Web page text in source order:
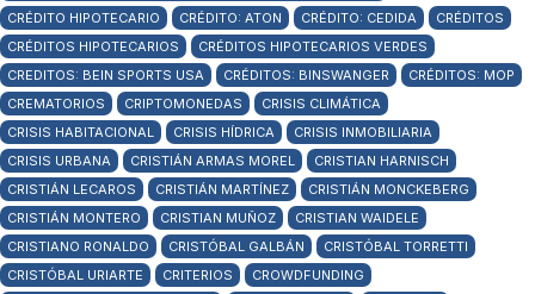
CRÉDITO HIPOTECARIO
CRÉDITO: ATON CRÉDITO: CEDIDA
CRÉDITOS
CRÉDITOS HIPOTECARIOS
CRÉDITOS HIPOTECARIOS VERDES
CREDITOS: BEIN SPORTS USA
CRÉDITOS: BINSWANGER
CRÉDITOS: MOP
CREMATORIOS
CRIPTOMONEDAS
CRISIS CLIMÁTICA
CRISIS HABITACIONAL
CRISIS HÍDRICA
CRISIS INMOBILIARIA
CRISIS URBANA
CRISTIÁN ARMAS MOREL
CRISTIAN HARNISCH
CRISTIÁN LECAROS
CRISTIÁN MARTÍNEZ
CRISTIÁN MONCKEBERG
CRISTIÁN MONTERO
CRISTIAN MUÑOZ
CRISTIAN WAIDELE
CRISTIANO RONALDO
CRISTÓBAL GALBÁN
CRISTÓBAL TORRETTI
CRISTÓBAL URIARTE
CRITERIOS
CROWDFUNDING